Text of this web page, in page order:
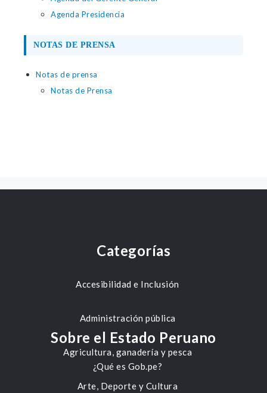
Agenda Presidencia
NOTAS DE PRENSA
Notas de prensa
Notas de Prensa
Categorías
Accesibilidad e Inclusión
Administración pública
Agricultura, ganadería y pesca
Arte, Deporte y Cultura
Sobre el Estado Peruano
¿Qué es Gob.pe?